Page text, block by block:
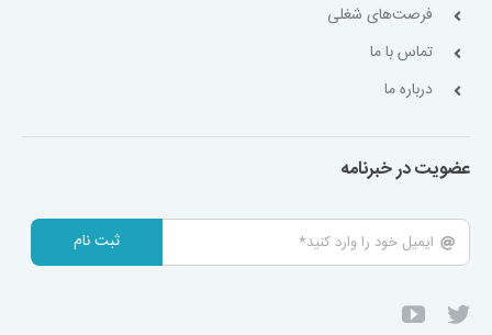
فرصت‌های شغلی
تماس با ما
درباره ما
عضویت در خبرنامه
ثبت نام